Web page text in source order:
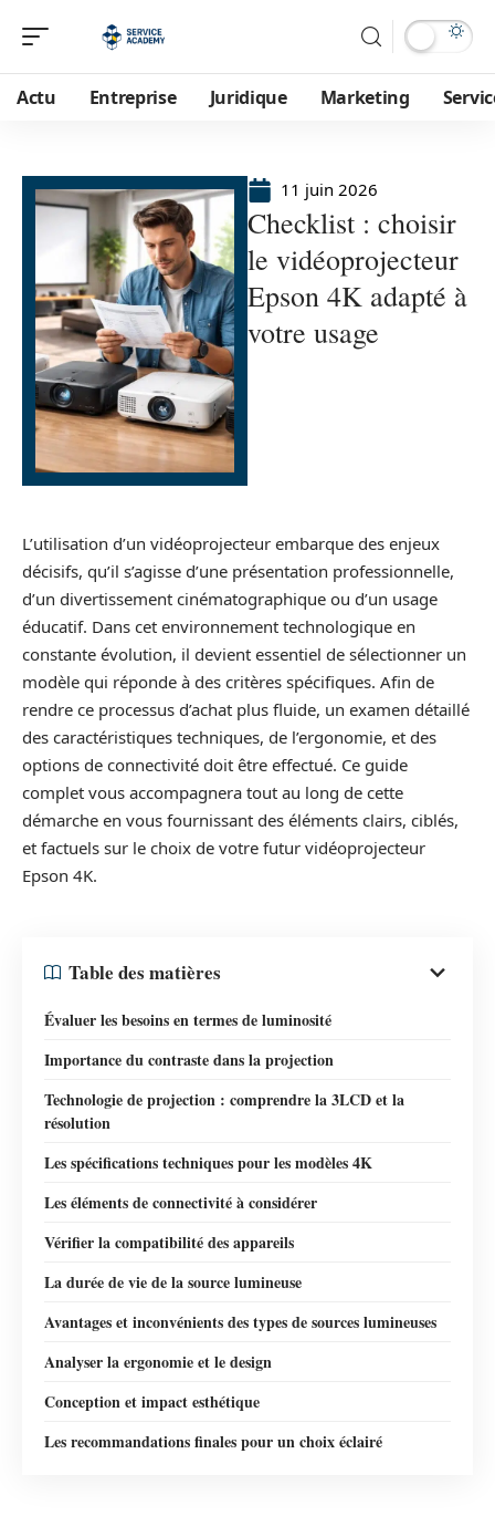
Actu Entreprise Juridique Marketing
11 juin 2026
Checklist : choisir
le vidéoprojecteur
Epson 4K adapté à
votre usage
L’utilisation d’un vidéoprojecteur embarque des enjeux
décisifs, qu’il s’agisse d’une présentation professionnelle,
d’un divertissement cinématographique ou d’un usage
éducatif. Dans cet environnement technologique en
constante évolution, il devient essentiel de sélectionner un
modèle qui réponde à des critères spécifiques. Afin de
rendre ce processus d’achat plus fluide, un examen détaillé
des caractéristiques techniques, de l’ergonomie, et des
options de connectivité doit être effectué. Ce guide
complet vous accompagnera tout au long de cette
démarche en vous fournissant des éléments clairs, ciblés,
et factuels sur le choix de votre futur vidéoprojecteur
Epson 4K.
Table des matières
Évaluer les besoins en termes de luminosité
Importance du contraste dans la projection
Technologie de projection : comprendre la 3LCD et la
résolution
Les spécifications techniques pour les modèles 4K
Les éléments de connectivité à considérer
Vérifier la compatibilité des appareils
La durée de vie de la source lumineuse
Avantages et inconvénients des types de sources lumineuses
Analyser la ergonomie et le design
Conception et impact esthétique
Les recommandations finales pour un choix éclairé